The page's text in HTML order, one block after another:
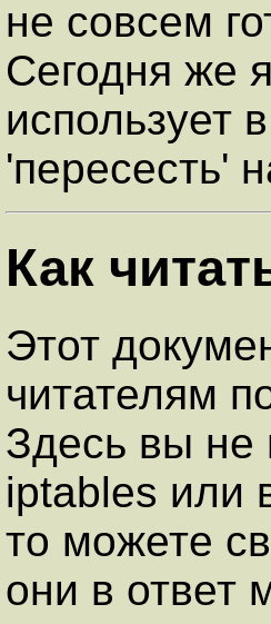
не совсем
Сегодня же
использует
'пересесть'
Как
Этот
читателям
Здесь вы не
iptables или
то можете
они в ответ